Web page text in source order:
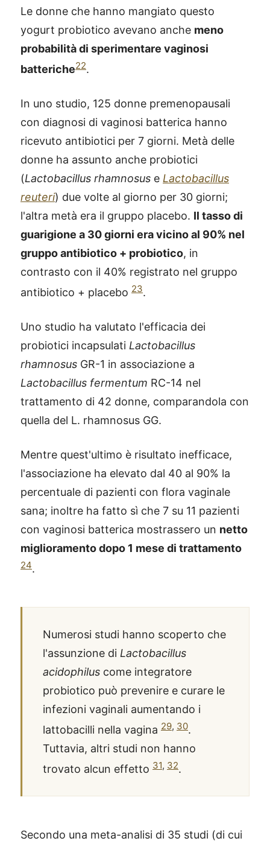
Le donne che hanno mangiato questo
yogurt probiotico avevano anche meno
probabilità di sperimentare vaginosi
batteriche22.
In uno studio, 125 donne premenopausali
con diagnosi di vaginosi batterica hanno
ricevuto antibiotici per 7 giorni. Metà delle
donne ha assunto anche probiotici
(Lactobacillus rhamnosus e Lactobacillus
reuteri) due volte al giorno per 30 giorni;
l'altra metà era il gruppo placebo. Il tasso di
guarigione a 30 giorni era vicino al 90% nel
gruppo antibiotico + probiotico, in
contrasto con il 40% registrato nel gruppo
antibiotico + placebo 23.
Uno studio ha valutato l'efficacia dei
probiotici incapsulati Lactobacillus
rhamnosus GR-1 in associazione a
Lactobacillus fermentum RC-14 nel
trattamento di 42 donne, comparandola con
quella del L. rhamnosus GG.
Mentre quest'ultimo è risultato inefficace,
l'associazione ha elevato dal 40 al 90% la
percentuale di pazienti con flora vaginale
sana; inoltre ha fatto sì che 7 su 11 pazienti
con vaginosi batterica mostrassero un netto
miglioramento dopo 1 mese di trattamento
24.
Numerosi studi hanno scoperto che
l'assunzione di Lactobacillus
acidophilus come integratore
probiotico può prevenire e curare le
infezioni vaginali aumentando i
lattobacilli nella vagina 29, 30.
Tuttavia, altri studi non hanno
trovato alcun effetto 31, 32.
Secondo una meta-analisi di 35 studi (di cui